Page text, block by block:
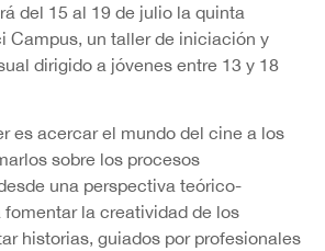
del 15 al 19 de julio la quinta
Campus, un taller de iniciación y
dirigido a jóvenes entre 13 y 18
es acercar el mundo del cine a los
sobre los procesos
una perspectiva teórico-
la creatividad de los
historias, guiados por profesionales